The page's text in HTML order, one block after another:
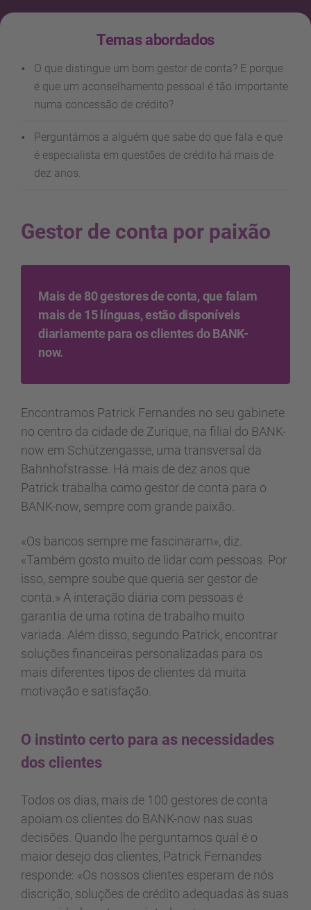
Temas abordados
O que distingue um bom gestor de conta? E porque
é que um aconselhamento pessoal é tão importante
numa concessão de crédito?
Perguntámos a alguém que sabe do que fala e que
é especialista em questões de crédito há mais de
dez anos.
Gestor de conta por paixão
Mais de 80 gestores de conta, que falam
mais de 15 línguas, estão disponíveis
diariamente para os clientes do BANK-
now.
Encontramos Patrick Fernandes no seu gabinete
no centro da cidade de Zurique, na filial do BANK-
now em Schützengasse, uma transversal da
Bahnhofstrasse. Há mais de dez anos que
Patrick trabalha como gestor de conta para o
BANK-now, sempre com grande paixão.
«Os bancos sempre me fascinaram», diz.
«Também gosto muito de lidar com pessoas. Por
isso, sempre soube que queria ser gestor de
conta.» A interação diária com pessoas é
garantia de uma rotina de trabalho muito
variada. Além disso, segundo Patrick, encontrar
soluções financeiras personalizadas para os
mais diferentes tipos de clientes dá muita
motivação e satisfação.
O instinto certo para as necessidades
dos clientes
Todos os dias, mais de 100 gestores de conta
apoiam os clientes do BANK-now nas suas
decisões. Quando lhe perguntamos qual é o
maior desejo dos clientes, Patrick Fernandes
responde: «Os nossos clientes esperam de nós
discrição, soluções de crédito adequadas às suas